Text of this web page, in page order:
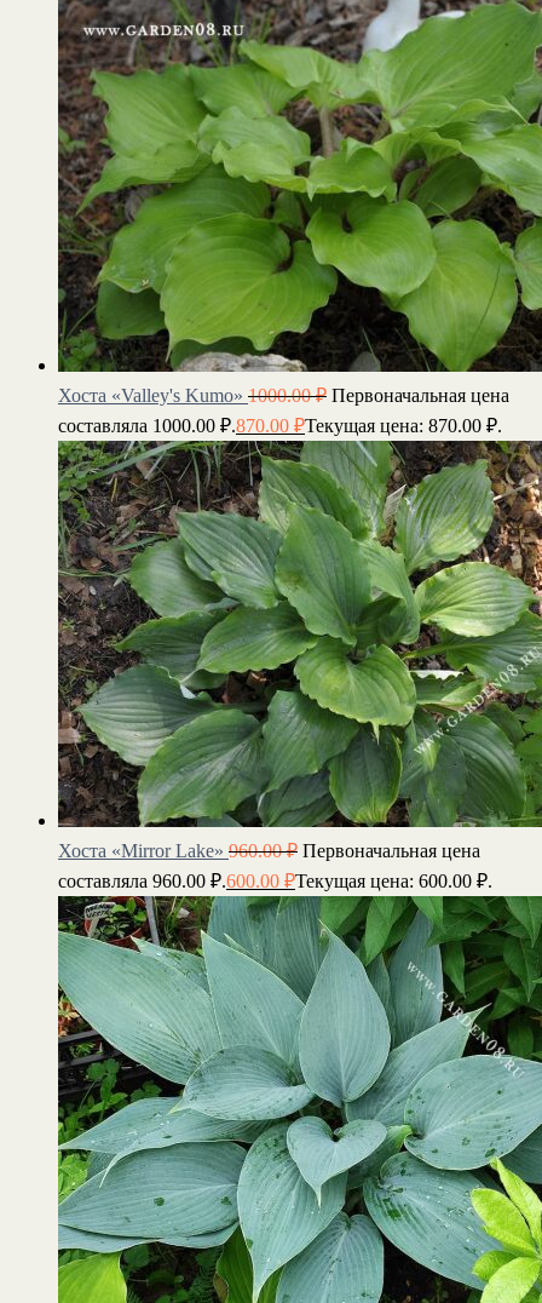
Хоста «Valley's Kumo» 1000.00₽ Первоначальная цена
составляла 1000.00 ₽.870.00 ₽Текущая цена: 870.00 ₽.
Хоста «Mirror Lake» 960.00₽ Первоначальная цена
составляла 960.00 ₽.600.00 ₽Текущая цена: 600.00 ₽.